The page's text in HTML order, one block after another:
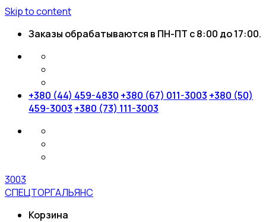
Skip to content
Заказы обрабатываются в ПН-ПТ с 8:00 до 17:00.
+380 (44) 459-4830 +380 (67) 011-3003 +380 (50)
459-3003 +380 (73) 111-3003
3003
СПЕЦТОРГАЛЬЯНС
Корзина